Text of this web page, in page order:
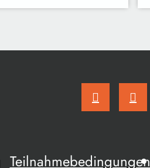
Teilnahmebedingungen